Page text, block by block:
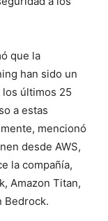
que la
han sido un
últimos 25
a estas
mencionó
desde AWS,
la compañía,
Amazon Titan,
Bedrock.